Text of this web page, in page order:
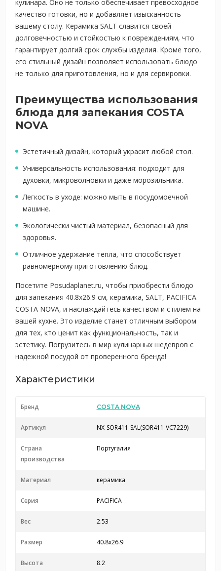
кулинара. Оно не только обеспечивает превосходное
качество готовки, но и добавляет изысканность
вашему столу. Керамика SALT славится своей
долговечностью и стойкостью к повреждениям, что
гарантирует долгий срок службы изделия. Кроме того,
его стильный дизайн позволяет использовать блюдо
не только для приготовления, но и для сервировки.
Преимущества использования
блюда для запекания COSTA
NOVA
Эстетичный дизайн, который украсит любой стол.
Универсальность использования: подходит для
духовки, микроволновки и даже морозильника.
Легкость в уходе: можно мыть в посудомоечной
машине.
Экологически чистый материал, безопасный для
здоровья.
Отличное удержание тепла, что способствует
равномерному приготовлению блюд.
Посетите Posudaplanet.ru, чтобы приобрести блюдо
для запекания 40.8x26.9 см, керамика, SALT, PACIFICA
COSTA NOVA, и наслаждайтесь качеством и стилем на
вашей кухне. Это изделие станет отличным выбором
для тех, кто ценит как функциональность, так и
эстетику. Погрузитесь в мир кулинарных шедевров с
надежной посудой от проверенного бренда!
Характеристики
Бренд COSTA NOVA
Артикул NX-SOR411-SAL(SOR411-VC7229)
Страна
производства
Португалия
Материал керамика
Серия PACIFICA
Вес 2.53
Размер 40.8x26.9
Высота 8.2